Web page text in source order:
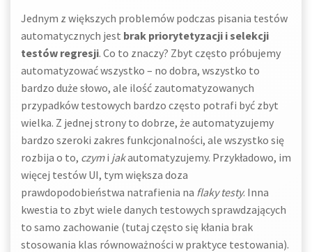
Jednym z większych problemów podczas pisania testów
automatycznych jest brak priorytetyzacji i selekcji
testów regresji. Co to znaczy? Zbyt często próbujemy
automatyzować wszystko – no dobra, wszystko to
bardzo duże słowo, ale ilość zautomatyzowanych
przypadków testowych bardzo często potrafi być zbyt
wielka. Z jednej strony to dobrze, że automatyzujemy
bardzo szeroki zakres funkcjonalności, ale wszystko się
rozbija o to, czymi jakautomatyzujemy. Przykładowo, im
więcej testów UI, tym większa doza
prawdopodobieństwa natrafienia na flaky testy. Inna
kwestia to zbyt wiele danych testowych sprawdzających
to samo zachowanie (tutaj często się kłania brak
stosowania klas równoważności w praktyce testowania).